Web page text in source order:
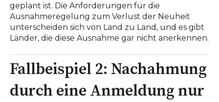
geplant ist. Die Anforderungen für die
Ausnahmeregelung zum Verlust der Neuheit
unterscheiden sich von Land zu Land, und es gibt
Länder, die diese Ausnahme gar nicht anerkennen.
Fallbeispiel 2: Nachahmung
durch eine Anmeldung nur